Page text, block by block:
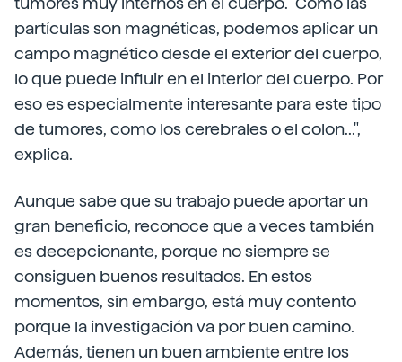
partículas son magnéticas, podemos aplicar un
campo magnético desde el exterior del cuerpo,
lo que puede influir en el interior del cuerpo. Por
eso es especialmente interesante para este tipo
de tumores, como los cerebrales o el colon...",
explica.
Aunque sabe que su trabajo puede aportar un
gran beneficio, reconoce que a veces también
es decepcionante, porque no siempre se
consiguen buenos resultados. En estos
momentos, sin embargo, está muy contento
porque la investigación va por buen camino.
Además, tienen un buen ambiente entre los